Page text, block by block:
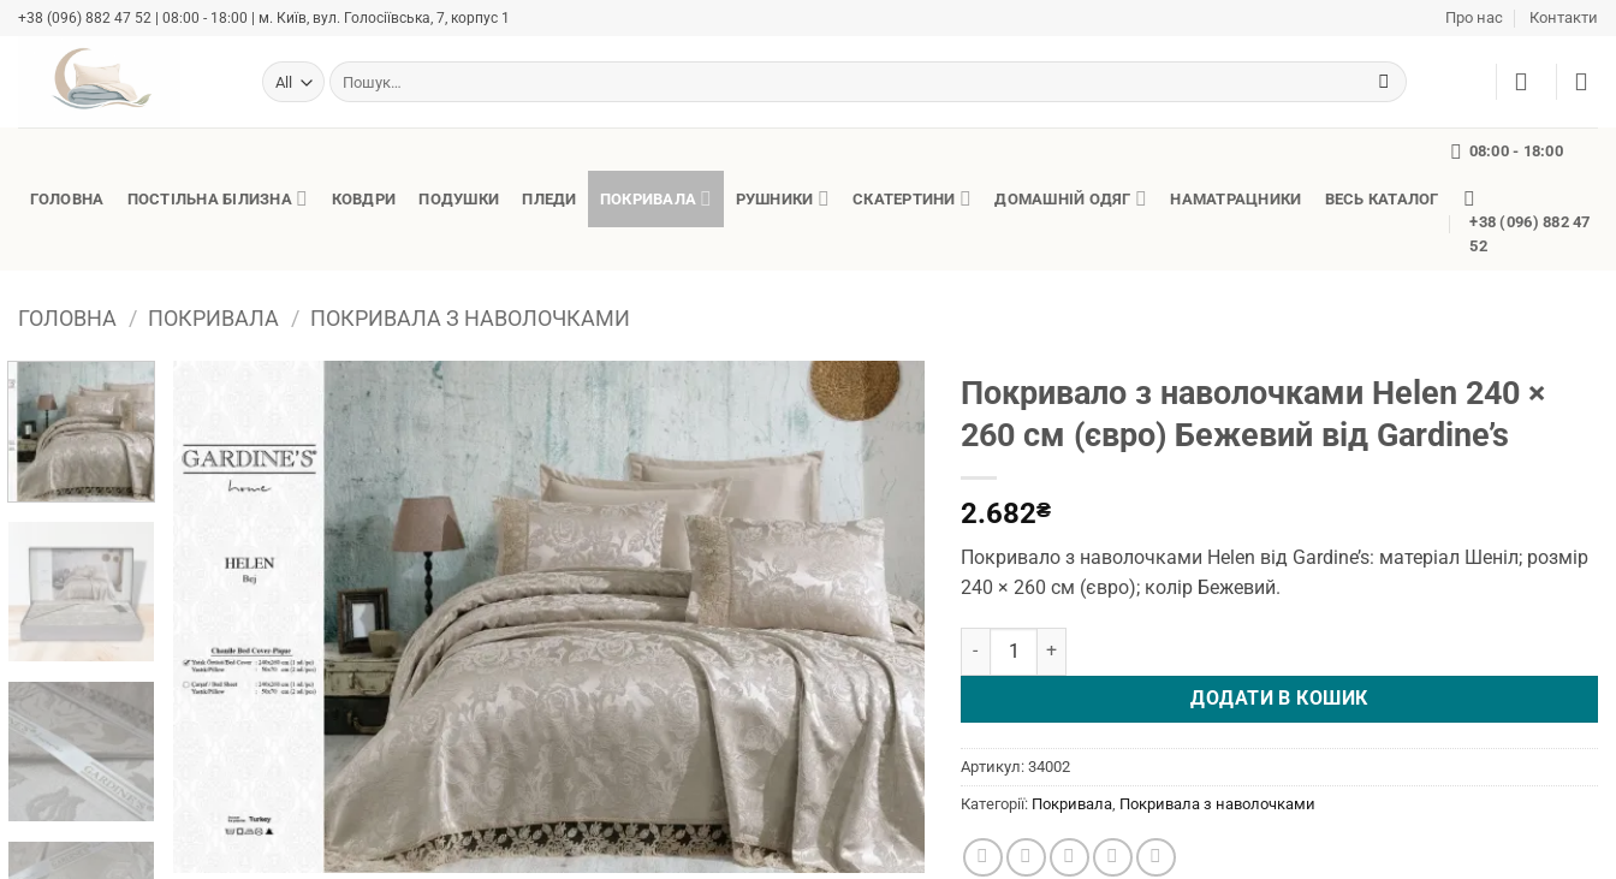
Skip
content
+38 (096) 882 47 52 | 08:00 - 18:00 | м. Київ, вул. Голосіївська, 7, корпус 1 Про нас Контакти
Шукати:
ГОЛОВНА ПОСТІЛЬНА БІЛИЗНА КОВДРИ ПОДУШКИ ПЛЕДИ ПОКРИВАЛА РУШНИКИ СКАТЕРТИНИ ДОМАШНІЙ ОДЯГ НАМАТРАЦНИКИ ВЕСЬ КАТАЛОГ
08:00 - 18:00
+38 (096) 882 47
52
ГОЛОВНА / ПОКРИВАЛА / ПОКРИВАЛА З НАВОЛОЧКАМИ
Покривало з наволочками Helen 240 ×
260 см (євро) Бежевий від Gardine’s
2.682₴
Покривало з наволочками Helen від Gardine’s: матеріал Шеніл; розмір
240 × 260 см (євро); колір Бежевий.
Покривало з наволочками Helen 240 × 260 см (євро) Бежевий від Gardine's
ДОДАТИ В КОШИК
Артикул: 34002
Категорії: Покривала Покривала з наволочками